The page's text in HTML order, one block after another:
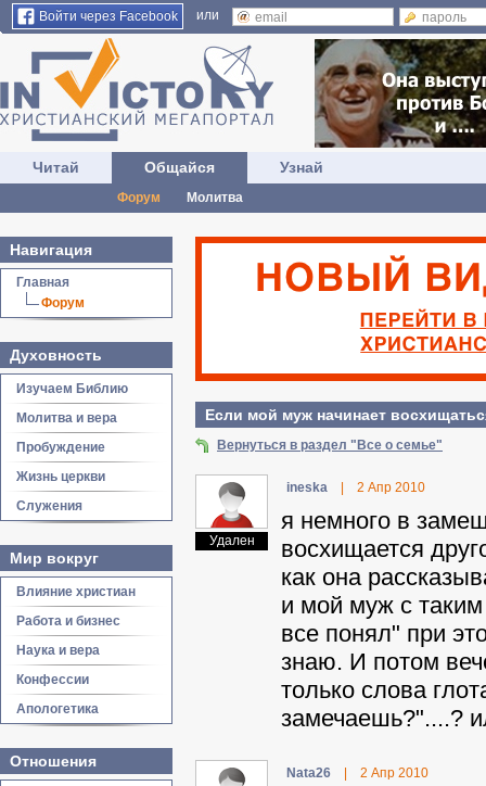
Войти через Facebook или
Читай Общайся
Форум Молитва
Узнай
Навигация
Главная
Форум
Духовность
Изучаем Библию
Молитва и вера
Пробуждение
Жизнь церкви
Служения
Мир вокруг
Влияние христиан
Работа и бизнес
Наука и вера
Конфессии
Апологетика
Отношения
Если мой муж начинает
Вернуться в раздел "Все о семье"
Удален
ineska 2 Апр 2010
я немного в
восхищается
как она
и мой муж с таким
все понял" при
знаю. И потом
только слова
замечаешь?"....?
Nata26 2 Апр 2010